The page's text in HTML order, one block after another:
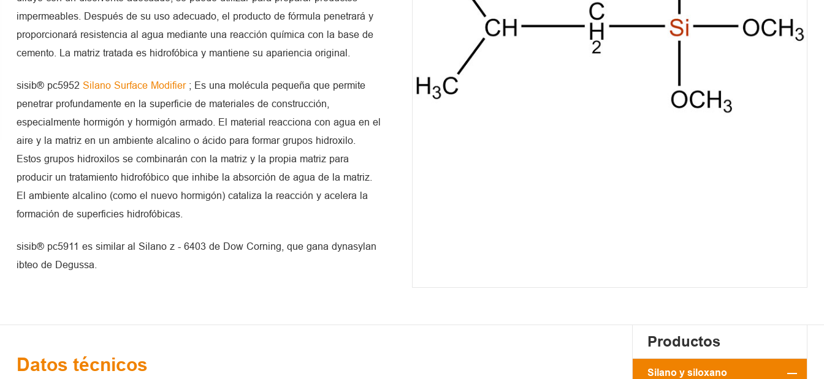
impermeables. Después de su uso adecuado, el producto de fórmula penetrará y
proporcionará resistencia al agua mediante una reacción química con la base de
cemento. La matriz tratada es hidrofóbica y mantiene su apariencia original.
sisib® pc5952 Silano Surface Modifier ; Es una molécula pequeña que permite
penetrar profundamente en la superficie de materiales de construcción,
especialmente hormigón y hormigón armado. El material reacciona con agua en el
aire y la matriz en un ambiente alcalino o ácido para formar grupos hidroxilo.
Estos grupos hidroxilos se combinarán con la matriz y la propia matriz para
producir un tratamiento hidrofóbico que inhibe la absorción de agua de la matriz.
El ambiente alcalino (como el nuevo hormigón) cataliza la reacción y acelera la
formación de superficies hidrofóbicas.
sisib® pc5911 es similar al Silano z - 6403 de Dow Corning, que gana dynasylan
ibteo de Degussa.
Datos técnicos
Productos
Silano y siloxano